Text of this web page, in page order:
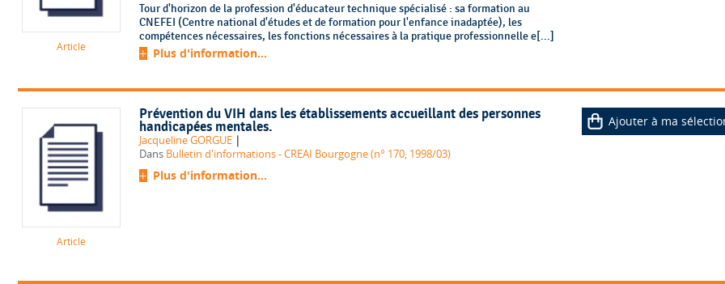
Article
Tour d'horizon de la profession d'éducateur technique spécialisé : sa formation au
CNEFEI (Centre national d'études et de formation pour l'enfance inadaptée), les
compétences nécessaires, les fonctions nécessaires à la pratique professionnelle e[...]
Plus d'information...
Article
Prévention du VIH dans les établissements accueillant des personnes
handicapées mentales.
Jacqueline GORGUE |
Dans Bulletin d'informations - CREAI Bourgogne (n° 170, 1998/03)
Plus d'information...
Ajouter à ma